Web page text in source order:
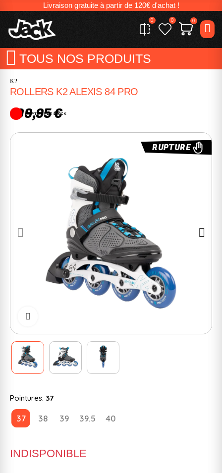
Livraison gratuite à partir de 120€ d'achat !
0 0 0
TOUS NOS PRODUITS
K2
ROLLERS K2 ALEXIS 84 PRO
199,95 €
RUPTURE DE STOCK
RUPTURE
Pointures: 37
37 38 39 39.5 40
INDISPONIBLE